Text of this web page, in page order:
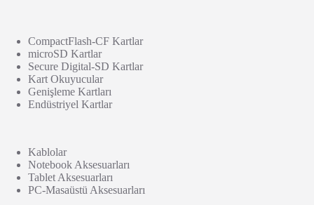
CompactFlash-CF Kartlar
microSD Kartlar
Secure Digital-SD Kartlar
Kart Okuyucular
Genişleme Kartları
Endüstriyel Kartlar
Kablolar
Notebook Aksesuarları
Tablet Aksesuarları
PC-Masaüstü Aksesuarları